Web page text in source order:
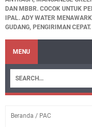
DAN MBBR. COCOK UNTUK
IPAL. ADY WATER
GUDANG, PENGIRIMAN CEPAT.
MENU
Beranda / PAC